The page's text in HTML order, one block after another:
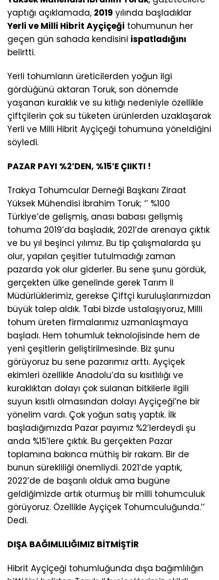
yaptığı açıklamada, 2019 yılında başladıklar
Yerli ve Milli Hibrit Ayçiçeği tohumunun her
geçen gün sahada kendisini ispatladığını
belirtti.
Yerli tohumların üreticilerden yoğun ilgi
gördüğünü aktaran Toruk, son dönemde
yaşanan kuraklık ve su kıtlığı nedeniyle özellikle
çiftçilerin çok su tüketen ürünlerden uzaklaşarak
Yerli ve Milli Hibrit Ayçiçeği tohumuna yöneldiğini
söyledi.
PAZAR PAYI %2’DEN, %15’E ÇIIKTI !
Trakya Tohumcular Derneği Başkanı Ziraat
Yüksek Mühendisi İbrahim Toruk; ‘’ %100
Türkiye’de gelişmiş, anası babası gelişmiş
tohuma 2019’da başladık, 2021’de arenaya çıktık
ve bu yıl beşinci yılımız. Bu tip çalışmalarda şu
olur, yapılan çeşitler tutulmadığı zaman
pazarda yok olur giderler. Bu sene şunu gördük,
gerçekten ülke genelinde gerek Tarım İl
Müdürlüklerimiz, gerekse Çiftçi kuruluşlarımızdan
büyük talep aldık. Tabi bizde ustalaşıyoruz, Milli
tohum üreten firmalarımız uzmanlaşmaya
başladı. Hem tohumluk teknolojisinde hem de
yeni çeşitlerin geliştirilmesinde. Biz şunu
görüyoruz bu sene pazarımız arttı. Ayçiçek
ekimleri özellikle Anadolu’da su kısıtlılığı ve
kuraklıktan dolayı çok sulanan bitkilerle ilgili
suyun kısıtlı olmasından dolayı Ayçiçeği’ne bir
yönelim vardı. Çok yoğun satış yaptık. İlk
başladığımızda Pazar payımız %2’lerdeydi şu
anda %15’lere çıktık. Bu gerçekten Pazar
toplamına bakınca müthiş bir rakam. Bir de
bunun sürekliliği önemliydi. 2021’de yaptık,
2022’de de başarılı olduk ama bugüne
geldiğimizde artık oturmuş bir milli tohumculuk
görüyoruz. Özellikle Ayçiçek Tohumculuğunda.’’
Dedi.
DIŞA BAĞIMLILIĞIMIZ BİTMİŞTİR
Hibrit Ayçiçeği tohumluğunda dışa bağımlılığın